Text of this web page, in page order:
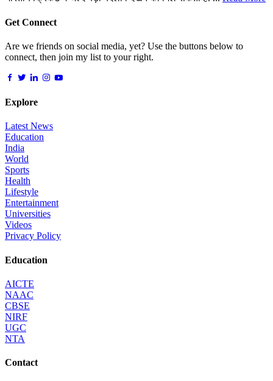
Get Connect
Are we friends on social media, yet? Use the buttons below to
connect, then join my list to your right.
Explore
Latest News
Education
India
World
Sports
Health
Lifestyle
Entertainment
Universities
Videos
Privacy Policy
Education
AICTE
NAAC
CBSE
NIRF
UGC
NTA
Contact